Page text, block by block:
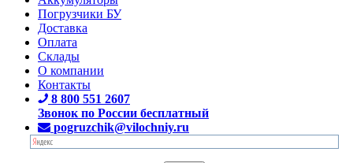
Погрузчики БУ
Доставка
Оплата
Склады
О компании
Контакты
8 800 551 2607
Звонок по России бесплатный
pogruzchik@vilochniy.ru